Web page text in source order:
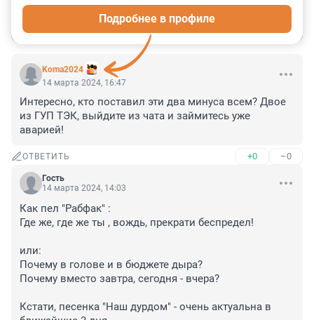
Koma2024
Подробнее в профиле
14 марта 2024, 16:47
Интересно, кто поставил эти два минуса всем? Двое
из ГУП ТЭК, выйдите из чата и займитесь уже
аварией!
ОТВЕТИТЬ +0 –0
Гость
14 марта 2024, 14:03
Как пел "Рабфак" :
Где же, где же ты , вождь, прекрати беспредел!
или:
Почему в голове и в бюджете дыра?
Почему вместо завтра, сегодня - вчера?
Кстати, песенка "Наш дурдом" - очень актуальна в